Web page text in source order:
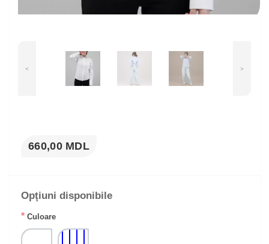
< >
660,00 MDL
Opţiuni disponibile
* Culoare